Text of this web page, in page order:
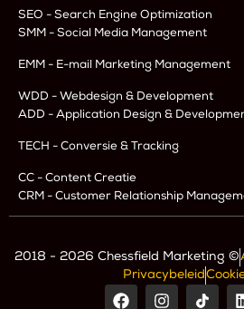
SEO - Search Engine Optimization
SMM - Social Media Management
EMM - E-mail Marketing Management
WDD - Webdesign & Development
ADD - Application Design &
TECH - Conversie & Tracking
CC - Content Creatie
CRM - Customer Relationship
2018 - 2026 Chessfield Marketing ©
Privacybeleid